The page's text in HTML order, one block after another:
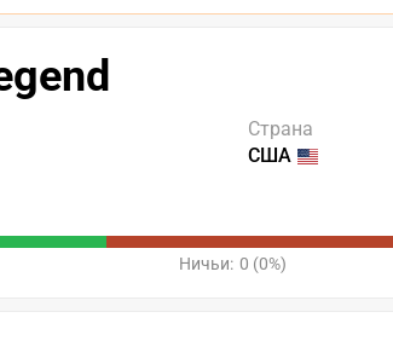
Страна
США
Ничьи: 0 (0%)